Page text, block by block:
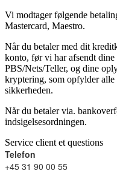
Vi modtager følgende
Mastercard, Maestro.
Når du betaler med dit
konto, før vi har afsendt
PBS/Nets/Teller, og dine
kryptering, som opfylder
sikkerheden.
Når du betaler via.
indsigelsesordningen.
Service client et questions
Telefon
+45 31 90 00 55